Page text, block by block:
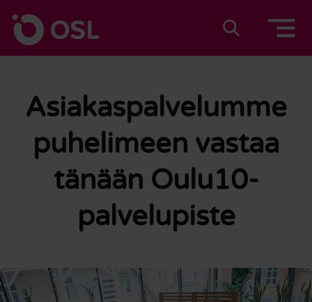
Etusivulle
Asiakaspalvelumme
puhelimeen vastaa
tänään Oulu10-
palvelupiste